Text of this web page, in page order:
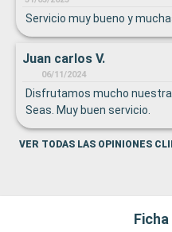
Servicio muy bueno y
Juan carlos V.
06/11/2024
Disfrutamos mucho
Seas. Muy buen servicio.
VER TODAS LAS OPINIONES